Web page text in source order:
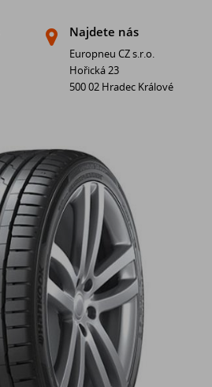
Najdete nás
Europneu CZ s.r.o.
Hořická 23
500 02 Hradec Králové